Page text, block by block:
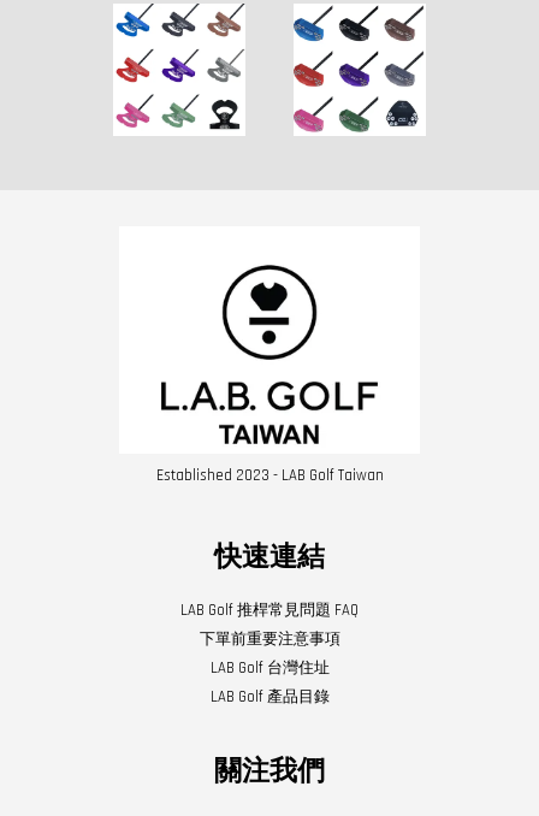
Established 2023 - LAB Golf Taiwan
快速連結
LAB Golf 推桿常見問題 FAQ
下單前重要注意事項
LAB Golf 台灣住址
LAB Golf 產品目錄
關注我們